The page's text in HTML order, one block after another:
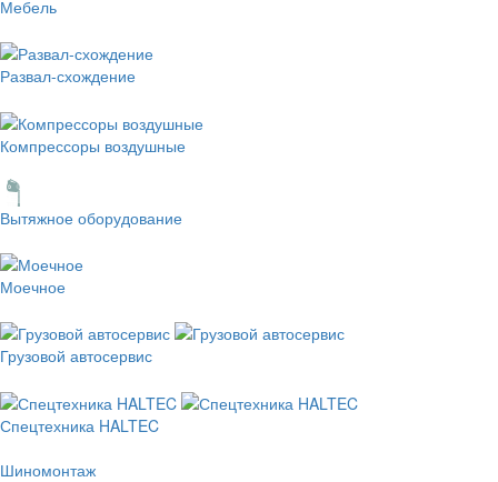
Мебель
Развал-схождение
Компрессоры воздушные
Вытяжное оборудование
Моечное
Грузовой автосервис
Спецтехника HALTEC
Шиномонтаж